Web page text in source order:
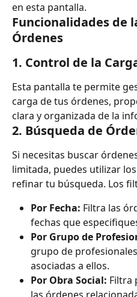
en esta pantalla.
Funcionalidades de
Órdenes
1. Control de la
Esta pantalla te permite
carga de tus órdenes,
clara y organizada de la
2. Búsqueda de
Si necesitas buscar
limitada, puedes utilizar
refinar tu búsqueda. Los
Por Fecha: Filtra las
fechas que
Por Grupo de
grupo de
asociadas a ellos.
Por Obra Social: Filtra